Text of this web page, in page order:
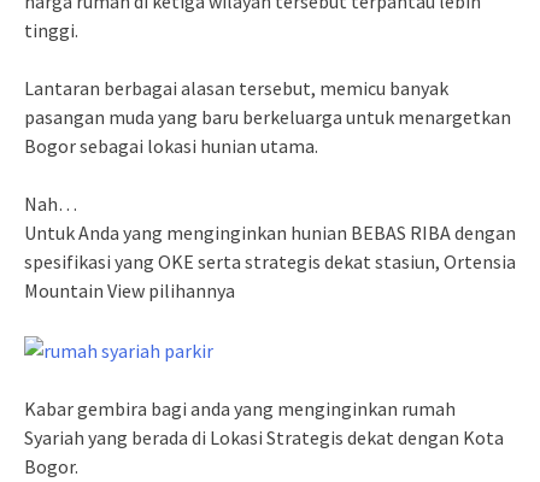
tinggi.
Lantaran berbagai alasan tersebut, memicu banyak
pasangan muda yang baru berkeluarga untuk menargetkan
Bogor sebagai lokasi hunian utama.
Nah…
Untuk Anda yang menginginkan hunian BEBAS RIBA dengan
spesifikasi yang OKE serta strategis dekat stasiun, Ortensia
Mountain View pilihannya
Kabar gembira bagi anda yang menginginkan rumah
Syariah yang berada di Lokasi Strategis dekat dengan Kota
Bogor.